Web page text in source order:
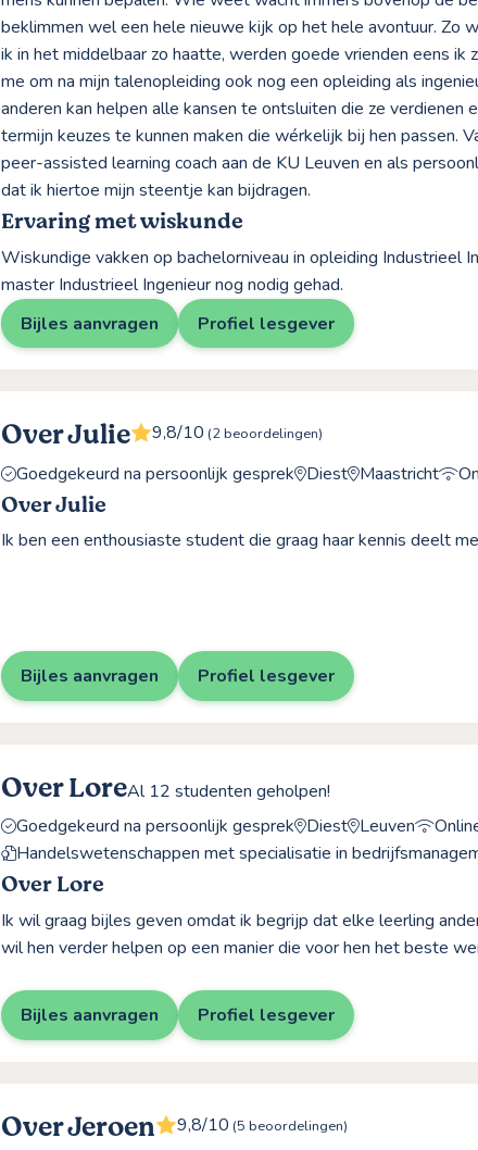
beklimmen wel een hele nieuwe kijk op het hele avontuur. Zo
ik in het middelbaar zo haatte, werden goede vrienden eens ik
me om na mijn talenopleiding ook nog een opleiding als
anderen kan helpen alle kansen te ontsluiten die ze verdienen
termijn keuzes te kunnen maken die wérkelijk bij hen passen.
peer-assisted learning coach aan de KU Leuven en als
dat ik hiertoe mijn steentje kan bijdragen.
Ervaring met wiskunde
Wiskundige vakken op bachelorniveau in opleiding Industrieel
master Industrieel Ingenieur nog nodig gehad.
Bijles aanvragen
Profiel lesgever
Over Julie 9,8/10 (2 beoordelingen)
Goedgekeurd na persoonlijk gesprek Diest Maastricht
Over Julie
Ik ben een enthousiaste student die graag haar kennis deelt
Bijles aanvragen Profiel lesgever
Over LoreAl 12 studenten geholpen!
Goedgekeurd na persoonlijk gesprek Diest Leuven
Handelswetenschappen met specialisatie in
Over Lore
Ik wil graag bijles geven omdat ik begrijp dat elke leerling
wil hen verder helpen op een manier die voor hen het beste
Bijles aanvragen Profiel lesgever
Over Jeroen 9,8/10 (5 beoordelingen)